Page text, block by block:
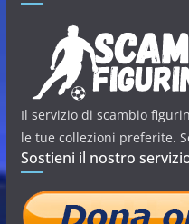
Il servizio di scambio
le tue collezioni preferite.
Sostieni il nostro